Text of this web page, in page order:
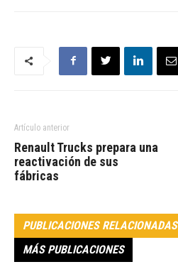
Artículo anterior
Renault Trucks prepara una
reactivación de sus
fábricas
PUBLICACIONES RELACIONADAS
MÁS PUBLICACIONES